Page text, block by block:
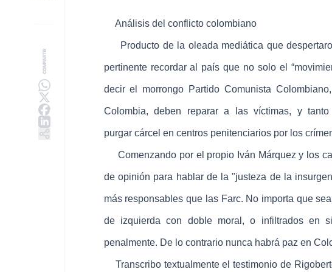
COMPARTIR
Análisis del conflicto colombiano
Producto de la oleada mediática que
pertinente recordar al país que no solo el
decir el morrongo Partido Comunista
Colombia, deben reparar a las víctimas, y
purgar cárcel en centros penitenciarios por los
Comenzando por el propio Iván Márquez y los
de opinión para hablar de la "justeza de la
más responsables que las Farc. No importa que
de izquierda con doble moral, o infiltrados en
penalmente. De lo contrario nunca habrá paz en
Transcribo textualmente el testimonio de